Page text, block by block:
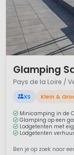
Glamping
Pays de la Loire /
XS Klein &
Minicamping in de
Glamping op een
Lodgetenten met
Lodgetenten
Ben je op zoek naar